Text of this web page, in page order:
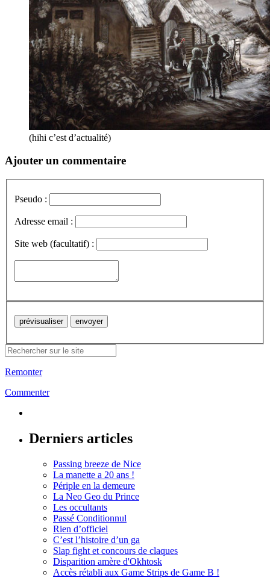
(hihi c’est d’actualité)
Ajouter un commentaire
Pseudo :
Adresse email :
Site web (facultatif) :
Remonter
Commenter
Derniers articles
Passing breeze de Nice
La manette a 20 ans !
Périple en la demeure
La Neo Geo du Prince
Les occultants
Passé Conditionnul
Rien d’officiel
C’est l’histoire d’un ga
Slap fight et concours de claques
Disparition amère d'Okhtosk
Accès rétabli aux Game Strips de Game B !